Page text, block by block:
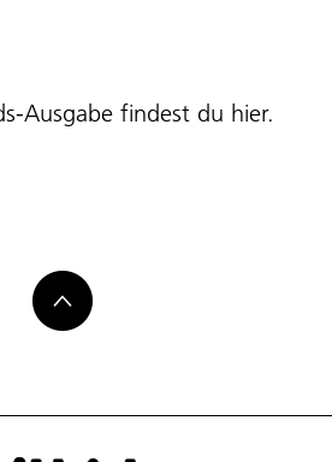
Ausgabe findest du hier.